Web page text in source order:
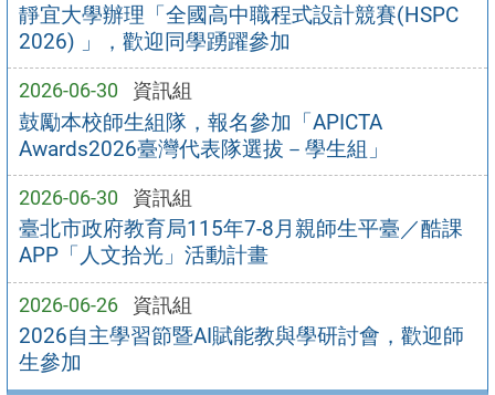
靜宜大學辦理「全國高中職程式設計競賽(HSPC
2026) 」，歡迎同學踴躍參加
2026-06-30 資訊組
鼓勵本校師生組隊，報名參加「APICTA
Awards2026臺灣代表隊選拔－學生組」
2026-06-30 資訊組
臺北市政府教育局115年7-8月親師生平臺／酷課
APP「人文拾光」活動計畫
2026-06-26 資訊組
2026自主學習節暨AI賦能教與學研討會，歡迎師
生參加